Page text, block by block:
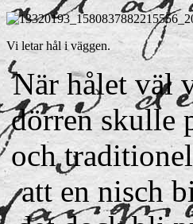
Vi letar hål i väggen.
När hålet väl
dörren skulle
och
att en nisch